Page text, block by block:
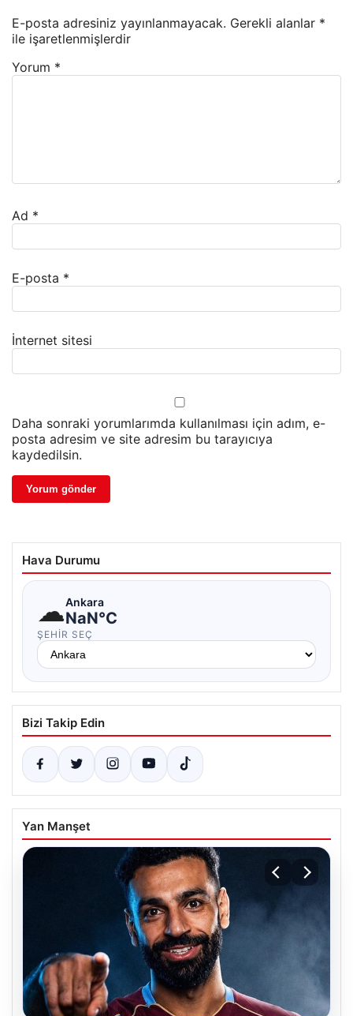
E-posta adresiniz yayınlanmayacak. Gerekli alanlar *
ile işaretlenmişlerdir
Yorum *
Ad *
E-posta *
İnternet sitesi
Daha sonraki yorumlarımda kullanılması için adım, e-
posta adresim ve site adresim bu tarayıcıya
kaydedilsin.
Hava Durumu
☁Ankara
NaN°C
ŞEHIR SEÇ
Bizi Takip Edin
Yan Manşet